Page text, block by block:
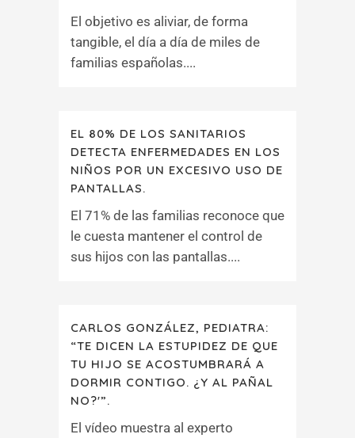
El objetivo es aliviar, de forma
tangible, el día a día de miles de
familias españolas....
EL 80% DE LOS SANITARIOS
DETECTA ENFERMEDADES EN LOS
NIÑOS POR UN EXCESIVO USO DE
PANTALLAS.
El 71% de las familias reconoce que
le cuesta mantener el control de
sus hijos con las pantallas....
CARLOS GONZÁLEZ, PEDIATRA:
“TE DICEN LA ESTUPIDEZ DE QUE
TU HIJO SE ACOSTUMBRARÁ A
DORMIR CONTIGO. ¿Y AL PAÑAL
NO?'”.
El vídeo muestra al experto